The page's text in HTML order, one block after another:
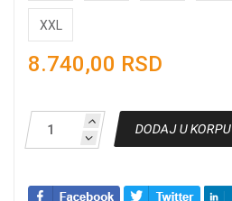
XXL
8.740,00 RSD
DODAJ U KORPU